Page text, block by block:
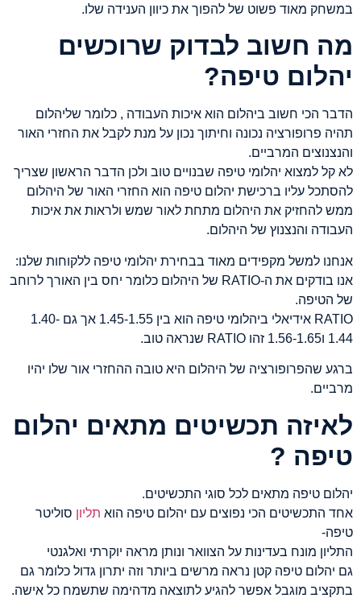
במשחק מאוד פשוט של להפוך את כיוון הענידה שלו.
מה חשוב לבדוק שרוכשים
יהלום טיפה?
הדבר הכי חשוב ביהלום הוא איכות העבודה , כלומר שליהלום
תהיה פרופורציה נכונה וחיתוך נכון על מנת לקבל את החזרי האור
והנצנוצים המרביים.
לא קל למצוא יהלומי טיפה שבנויים טוב ולכן הדבר הראשון שצריך
להסתכל עליו ברכישת יהלום טיפה הוא החזרי האור של היהלום
ממש להחזיק את היהלום מתחת לאור שמש ולראות את איכות
העבודה והנצנוץ של היהלום.
אנחנו למשל מקפידים מאוד בבחירת יהלומי טיפה ללקוחות שלנו:
אנו בודקים את ה-RATIO של היהלום כלומר יחס בין האורך לרוחב
של הטיפה.
RATIO אידיאלי ביהלומי טיפה הוא בין 1.45-1.55 אך גם 1.40-
1.44 ו1.56-1.65 זהו RATIO שנראה טוב.
ברגע שהפרופורציה של היהלום היא טובה ההחזרי אור שלו יהיו
מרביים.
לאיזה תכשיטים מתאים יהלום
טיפה ?
יהלום טיפה מתאים לכל סוגי התכשיטים.
אחד התכשיטים הכי נפוצים עם יהלום טיפה הוא תליון סוליטר
טיפה-
התליון מונח בעדינות על הצוואר ונותן מראה יוקרתי ואלגנטי
גם יהלום טיפה קטן נראה מרשים ביותר וזה יתרון גדול כלומר גם
בתקציב מוגבל אפשר להגיע לתוצאה מדהימה שתשמח כל אישה.